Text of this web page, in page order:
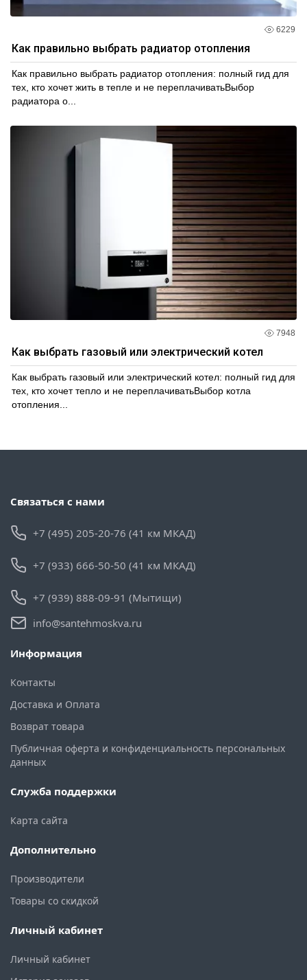
6229
Как правильно выбрать радиатор отопления
Как правильно выбрать радиатор отопления: полный гид для
тех, кто хочет жить в тепле и не переплачиватьВыбор
радиатора о...
7948
Как выбрать газовый или электрический котел
Как выбрать газовый или электрический котел: полный гид для
тех, кто хочет тепло и не переплачиватьВыбор котла
отопления...
Связаться с нами
+7 (495) 205-20-76 (41 км МКАД)
+7 (933) 666-50-50 (41 км МКАД)
+7 (939) 888-09-91 (Мытищи)
info@santehmoskva.ru
Информация
Контакты
Доставка и Оплата
Возврат товара
Публичная оферта и конфиденциальность персональных
данных
Служба поддержки
Карта сайта
Дополнительно
Производители
Товары со скидкой
Личный кабинет
Личный кабинет